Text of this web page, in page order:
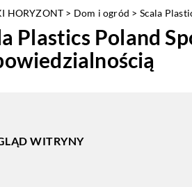
HORYZONT > Dom i ogród > Scala
Plastics Poland
WITRYNY